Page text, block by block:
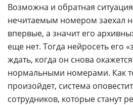
Возможна и обратная
нечитаемым номером заехал
впервые, а значит его
еще нет. Тогда нейросеть его
ждать, когда он снова
нормальными номерами. Как
произойдет, система
сотрудников, которые станут